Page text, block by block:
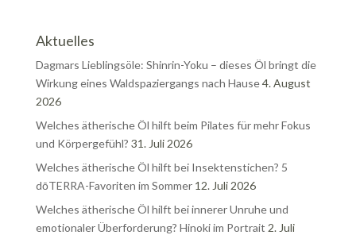
Aktuelles
Dagmars Lieblingsöle: Shinrin-Yoku – dieses Öl bringt die
Wirkung eines Waldspaziergangs nach Hause4. August
2026
Welches ätherische Öl hilft beim Pilates für mehr Fokus
und Körpergefühl? 31. Juli 2026
Welches ätherische Öl hilft bei Insektenstichen? 5
dōTERRA-Favoriten im Sommer 12. Juli 2026
Welches ätherische Öl hilft bei innerer Unruhe und
emotionaler Überforderung? Hinoki im Portrait 2. Juli